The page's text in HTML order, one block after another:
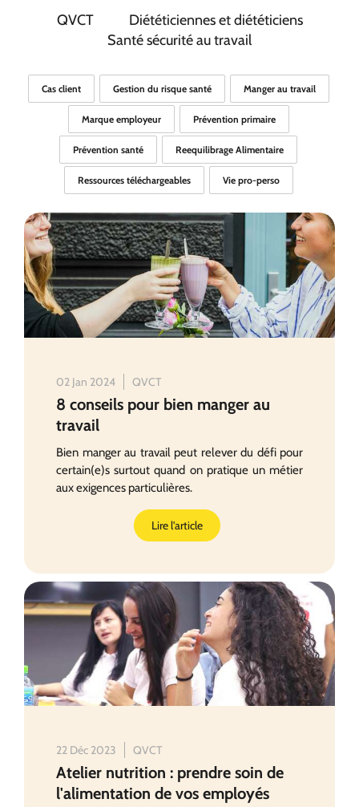
QVCT
Diététiciennes et diététiciens
Santé sécurité au travail
Cas client Gestion du risque santé Manger au travail
Marque employeur Prévention primaire
Prévention santé Reequilibrage Alimentaire
Ressources téléchargeables Vie pro-perso
02 Jan 2024 QVCT
8 conseils pour bien manger au
travail
Bien manger au travail peut relever du défi pour
certain(e)s surtout quand on pratique un métier
aux exigences particulières.
Lire l'article
22 Déc 2023 QVCT
Atelier nutrition : prendre soin de
l'alimentation de vos employés